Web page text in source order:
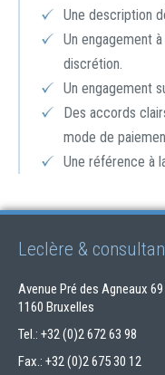
Une description
Un engagement
discrétion.
Un engagement
Des accords
mode de
Une référence à
Leclère &
Avenue Pré des Agneaux 69
1160 Bruxelles
Tel.: +32 (0)2 672 63 98
Fax.: +32 (0)2 675 30 12